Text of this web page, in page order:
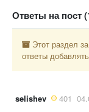
Ответы на пост
Этот раздел
ответы
selishev 401